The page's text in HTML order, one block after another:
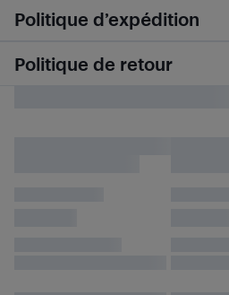
Politique d’expédition
Politique de retour